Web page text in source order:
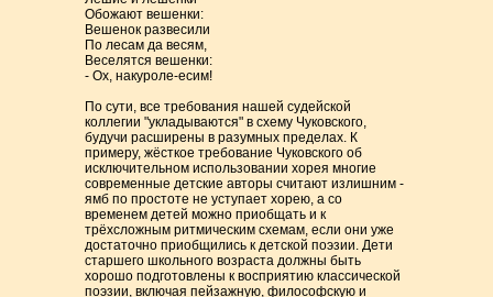
Обожают вешенки:
Вешенок развесили
По лесам да весям,
Веселятся вешенки:
- Ох, накуроле-есим!
По сути, все требования нашей судейской
коллегии "укладываются" в схему Чуковского,
будучи расширены в разумных пределах. К
примеру, жёсткое требование Чуковского об
исключительном использовании хорея многие
современные детские авторы считают излишним -
ямб по простоте не уступает хорею, а со
временем детей можно приобщать и к
трёхсложным ритмическим схемам, если они уже
достаточно приобщились к детской поэзии. Дети
старшего школьного возраста должны быть
хорошо подготовлены к восприятию классической
поэзии, включая пейзажную, философскую и